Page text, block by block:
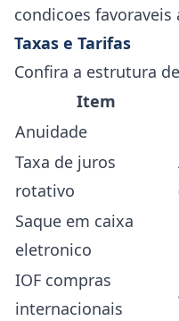
condicoes favoraveis
Taxas e Tarifas
Confira a estrutura
Item
Anuidade
Taxa de juros
rotativo
Saque em caixa
eletronico
IOF compras
internacionais